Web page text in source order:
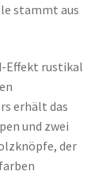
stammt aus
Effekt rustikal
erhält das
und zwei
der